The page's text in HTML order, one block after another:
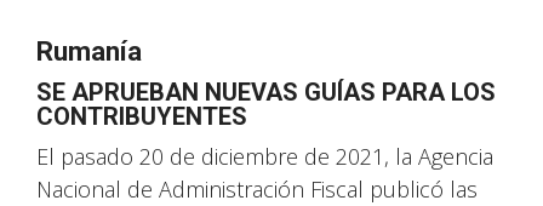
Rumanía
SE APRUEBAN NUEVAS GUÍAS PARA LOS
CONTRIBUYENTES
El pasado 20 de diciembre de 2021, la Agencia
Nacional de Administración Fiscal publicó las